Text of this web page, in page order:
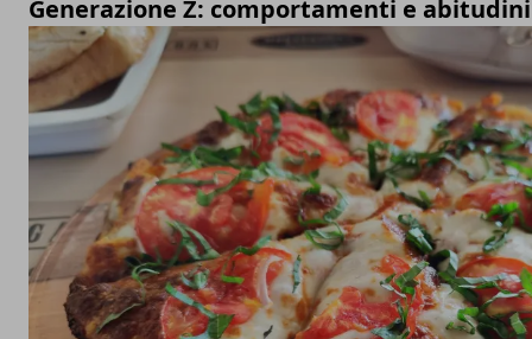
Generazione Z: comportamenti e